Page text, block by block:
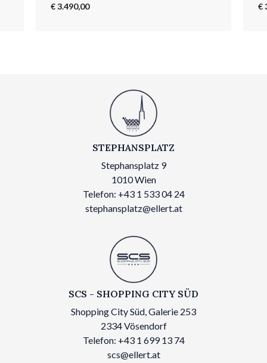
€ 3.490,00 €
STEPHANSPLATZ
Stephansplatz 9
1010 Wien
Telefon: +43 1 533 04 24
stephansplatz@ellert.at
SCS - SHOPPING CITY SÜD
Shopping City Süd, Galerie 253
2334 Vösendorf
Telefon: +43 1 699 13 74
scs@ellert.at